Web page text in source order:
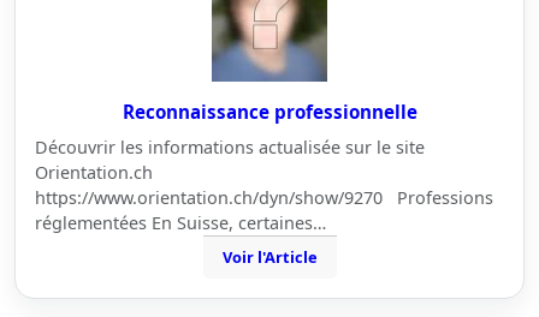
Reconnaissance professionnelle
Découvrir les informations actualisée sur le site
Orientation.ch
https://www.orientation.ch/dyn/show/9270 Professions
réglementées En Suisse, certaines…
Voir l'Article